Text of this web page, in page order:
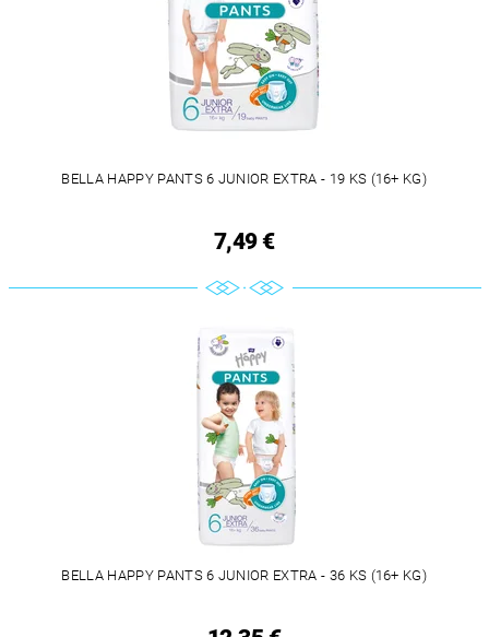
BELLA HAPPY PANTS 6 JUNIOR EXTRA - 19 KS (16+ KG)
7,49 €
BELLA HAPPY PANTS 6 JUNIOR EXTRA - 36 KS (16+ KG)